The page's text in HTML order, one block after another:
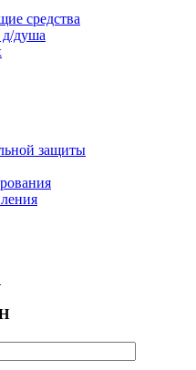
средства
душа
защиты